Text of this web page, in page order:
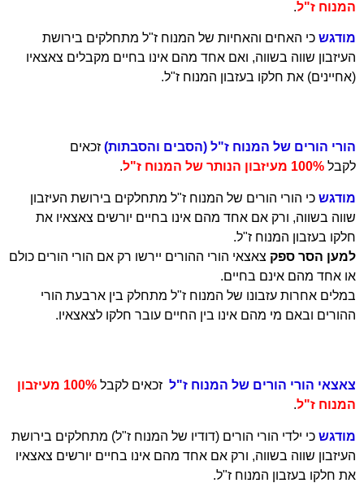
המנוח ז"ל.
מודגש כי האחים והאחיות של המנוח ז"ל מתחלקים בירושת
העיזבון שווה בשווה, ואם אחד מהם אינו בחיים מקבלים צאצאיו
(אחיינים) את חלקו בעזבון המנוח ז"ל.
הורי הורים של המנוח ז"ל (הסבים והסבתות) זכאים
לקבל 100% מעיזבון הנותר של המנוח ז"ל .
מודגש כי הורי הורים של המנוח ז"ל מתחלקים בירושת העיזבון
שווה בשווה, ורק אם אחד מהם אינו בחיים יורשים צאצאיו את
חלקו בעזבון המנוח ז"ל.
למען הסר ספק צאצאי הורי ההורים יירשו רק אם הורי הורים כולם
או אחד מהם אינם בחיים.
במלים אחרות עזבונו של המנוח ז"ל מתחלק בין ארבעת הורי
ההורים ובאם מי מהם אינו בין החיים עובר חלקו לצאצאיו.
צאצאי הורי הורים של המנוח ז"ל זכאים לקבל
100% מעיזבון
המנוח ז"ל.
מודגש כי ילדי הורי הורים (דודיו של המנוח ז"ל) מתחלקים בירושת
העיזבון שווה בשווה, ורק אם אחד מהם אינו בחיים יורשים צאצאיו
את חלקו בעזבון המנוח ז"ל.